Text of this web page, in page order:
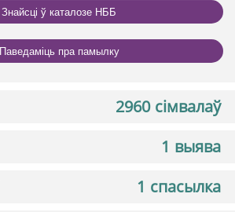
Знайсці ў каталозе НББ
Паведаміць пра памылку
2960 сімвалаў
1 выява
1 спасылка